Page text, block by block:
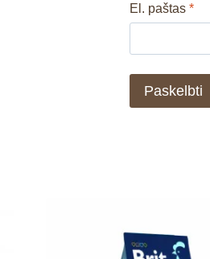
El. paštas*